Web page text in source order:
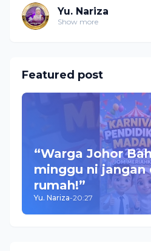
Yu. Nariza
Show more
Featured post
“Warga Johor
minggu ni jangan
rumah!”
Yu. Nariza-20:27